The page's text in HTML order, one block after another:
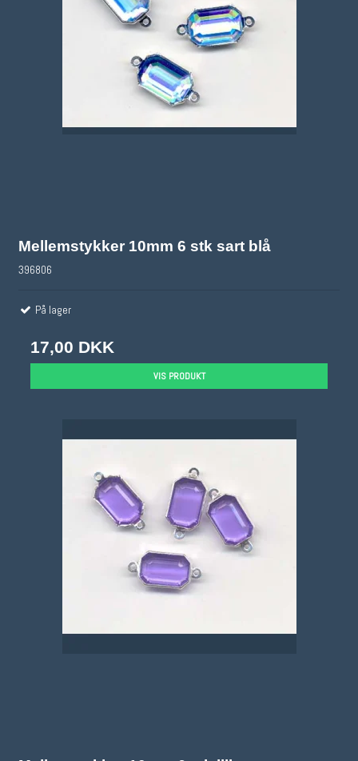
Mellemstykker 10mm 6 stk sart blå
396806
På lager
17,00 DKK
VIS PRODUKT